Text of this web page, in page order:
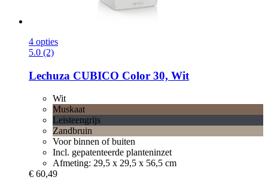
4 opties
5.0 (2)
Lechuza CUBICO Color 30, Wit
Wit
Muskaat
Leisteengrijs
Zandbruin
Voor binnen of buiten
Incl. gepatenteerde planteninzet
Afmeting: 29,5 x 29,5 x 56,5 cm
€ 60,49